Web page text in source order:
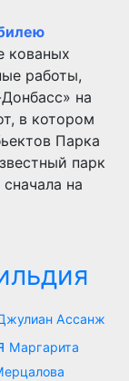
кованых
работы,
на
в котором
Парка
парк
на
Ассанж
Маргарита